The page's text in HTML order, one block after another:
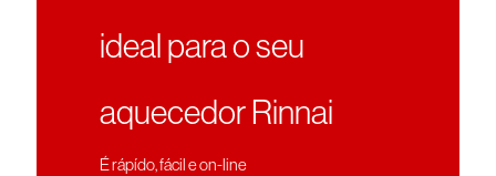
ideal para o seu
aquecedor Rinnai
É rápído, fácil e on-line